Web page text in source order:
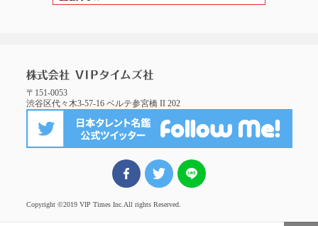
〒151-0053
渋谷区代々木3-57-16 ベルテ参宮橋 II 202
FBでシェアツイート
Copyright ©2019 VIP Times Inc. All rights Reserved.